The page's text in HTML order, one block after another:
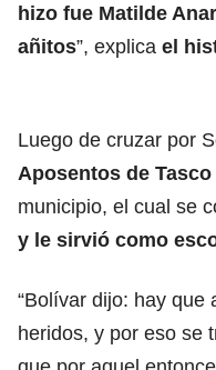
hizo fue Matilde
añitos”, explica el
Luego de cruzar por
Aposentos de Tasco
municipio, el cual se
y le sirvió como
“Bolívar dijo: hay que
heridos, y por eso se